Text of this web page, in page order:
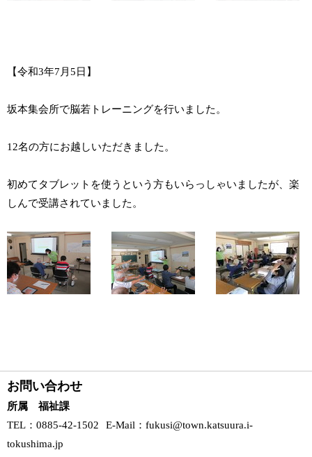
【令和3年7月5日】
坂本集会所で脳若トレーニングを行いました。
12名の方にお越しいただきました。
初めてタブレットを使うという方もいらっしゃいましたが、楽
しんで受講されていました。
お問い合わせ
所属 福祉課
TEL ：0885-42-1502 E-Mail ： fukusi@town.katsuura.i-
tokushima.jp